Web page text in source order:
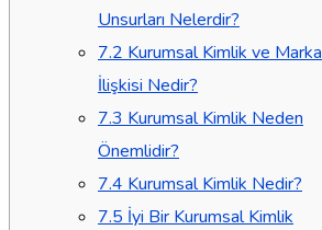
Unsurları Nelerdir?
7.2 Kurumsal Kimlik ve Marka
İlişkisi Nedir?
7.3 Kurumsal Kimlik Neden
Önemlidir?
7.4 Kurumsal Kimlik Nedir?
7.5 İyi Bir Kurumsal Kimlik